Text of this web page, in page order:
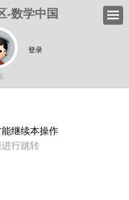
-数学中国
登录
继续本操作
行跳转